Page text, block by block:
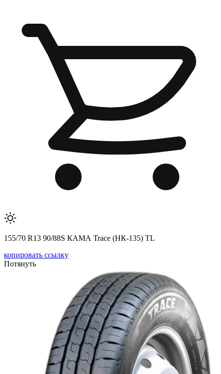
155/70 R13 90/88S КАМА Trace (НК-135) TL
копировать ссылку
Потянуть